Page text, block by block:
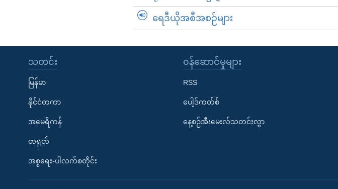
ရေဒီယိုအစီအစဉ်များ
သတင်း
မြန်မာ
နိုင်ငံတကာ
အမေရိကန်
တရုတ်
အစ္စရေး-ပါလက်စတိုင်း
၀န်ဆောင်မှုများ
RSS
ပေါ့ဒ်ကတ်စ်
နေ့စဉ်အီးမေးလ်သတင်းလွှာ